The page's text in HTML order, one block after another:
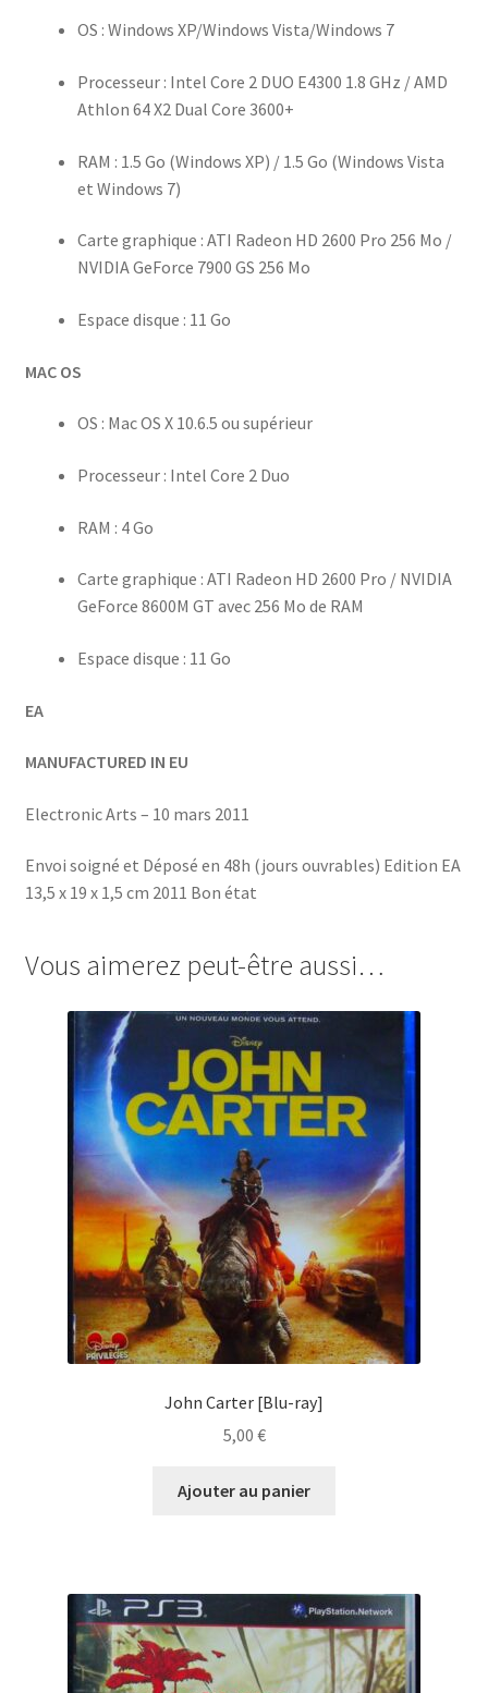
OS : Windows XP/Windows Vista/Windows 7
Processeur : Intel Core 2 DUO E4300 1.8 GHz / AMD
Athlon 64 X2 Dual Core 3600+
RAM : 1.5 Go (Windows XP) / 1.5 Go (Windows Vista
et Windows 7)
Carte graphique : ATI Radeon HD 2600 Pro 256 Mo /
NVIDIA GeForce 7900 GS 256 Mo
Espace disque : 11 Go
MAC OS
OS : Mac OS X 10.6.5 ou supérieur
Processeur : Intel Core 2 Duo
RAM : 4 Go
Carte graphique : ATI Radeon HD 2600 Pro / NVIDIA
GeForce 8600M GT avec 256 Mo de RAM
Espace disque : 11 Go
EA
MANUFACTURED IN EU
Electronic Arts – 10 mars 2011
Envoi soigné et Déposé en 48h (jours ouvrables) Edition EA
13,5 x 19 x 1,5 cm 2011 Bon état
Vous aimerez peut-être aussi…
John Carter [Blu-ray]
5,00 €
Ajouter au panier